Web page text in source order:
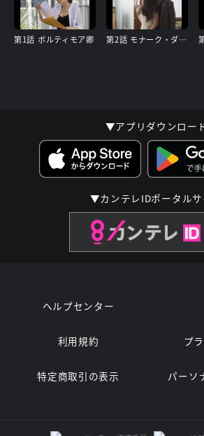
第1話 ボルティモア卿 第2話 モナーク・ダグラス銀行
▼アプリダウンロー
▼カンテレIDポータルサ
ヘルプセンター
利用規約 プ
特定商取引の表示
パーソ